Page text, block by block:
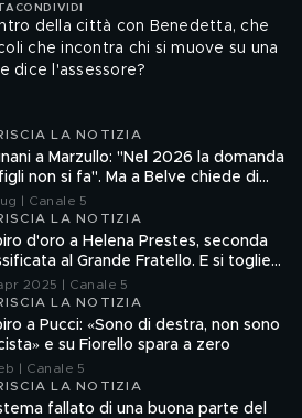
CONDIVIDI
della città con Benedetta, che
che incontra chi si muove su una
dice l'assessore?
LA NOTIZIA
a Marzullo: "Nel 2026 la domanda
non si fa". Ma a Belve chiede di
e maternità
| Canale 5
LA NOTIZIA
d'oro a Helena Prestes, seconda
al Grande Fratello. E si toglie
sassolino dalla scarpa...
2025 | Canale 5
LA NOTIZIA
a Pucci: «Sono di destra, non sono
e su Fiorello spara a zero
| Canale 5
LA NOTIZIA
fallato di una buona parte del